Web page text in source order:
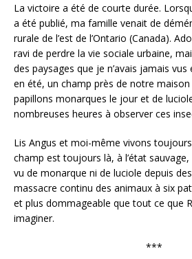
La victoire a été de courte durée.
a été publié, ma famille venait de
rurale de l’est de l’Ontario (Canada).
ravi de perdre la vie sociale urbaine,
des paysages que je n’avais jamais vus
en été, un champ près de notre
papillons monarques le jour et de
nombreuses heures à observer ces
Lis Angus et moi-même vivons
champ est toujours là, à l’état sauvage,
vu de monarque ni de luciole depuis
massacre continu des animaux à six
et plus dommageable que tout ce que
imaginer.
***